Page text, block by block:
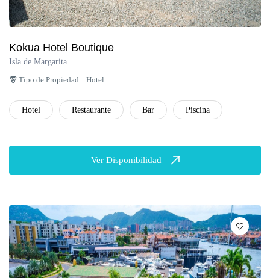
Kokua Hotel Boutique
Isla de Margarita
Tipo de Propiedad: Hotel
Hotel Restaurante Bar Piscina
Ver Disponibilidad